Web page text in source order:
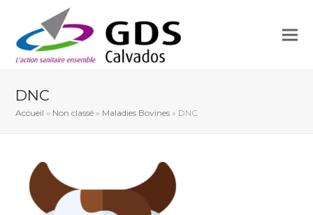
DNC
Accueil » Non classé » Maladies Bovines » DNC